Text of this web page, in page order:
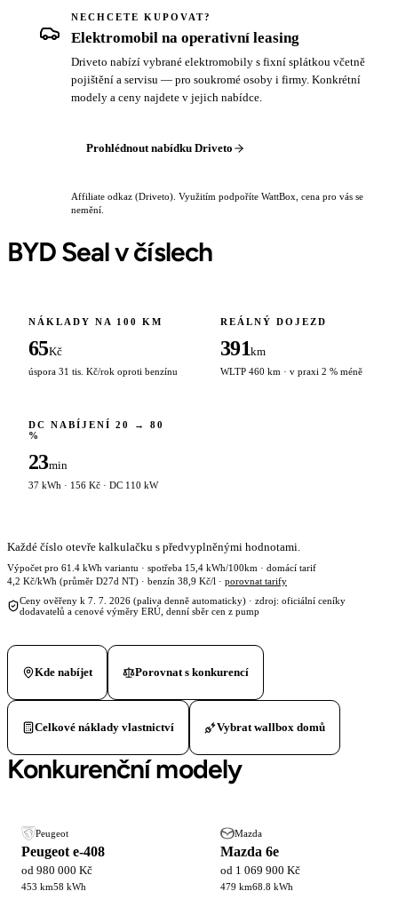
NECHCETE KUPOVAT?
Elektromobil na operativní leasing
Driveto nabízí vybrané elektromobily s fixní splátkou včetně
pojištění a servisu — pro soukromé osoby i firmy. Konkrétní
modely a ceny najdete v jejich nabídce.
Prohlédnout nabídku Driveto
Affiliate odkaz (Driveto). Využitím podpoříte WattBox, cena pro vás se
nemění.
BYD Seal v číslech
NÁKLADY NA 100 KM
65Kč
úspora 31 tis. Kč/rok oproti benzínu
REÁLNÝ DOJEZD
391km
WLTP 460 km · v praxi 2 % méně
DC NABÍJENÍ 20 → 80
%
23min
37 kWh · 156 Kč · DC 110 kW
Každé číslo otevře kalkulačku s předvyplněnými hodnotami.
Výpočet pro 61.4 kWh variantu · spotřeba 15,4 kWh/100km · domácí tarif
4,2 Kč/kWh (průměr D27d NT) · benzín 38,9 Kč/l · porovnat tarify
Ceny ověřeny k 7. 7. 2026 (paliva denně automaticky) · zdroj: oficiální ceníky
dodavatelů a cenové výměry ERÚ, denní sběr cen z pump
Kde nabíjet Porovnat s konkurencí
Celkové náklady vlastnictví Vybrat wallbox domů
Konkurenční modely
Peugeot
Peugeot e-408
od 980 000 Kč
453 km58 kWh
Mazda
Mazda 6e
od 1 069 900 Kč
479 km68.8 kWh